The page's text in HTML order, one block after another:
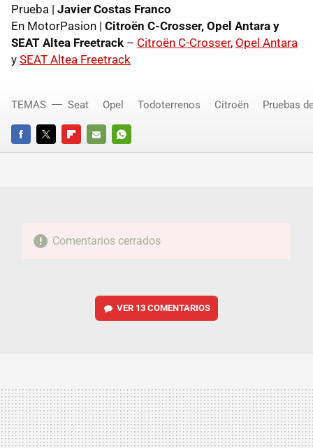
Prueba | Javier Costas Franco
En MotorPasion | Citroën C-Crosser, Opel Antara y
SEAT Altea Freetrack – Citroën C-Crosser, Opel Antara
y SEAT Altea Freetrack
FACEBOOKTWITTERFLIPBOARD
E-
WHATSAPP
TEMAS Seat Opel Todoterrenos Citroën Pruebas
Comentarios cerrados
VER 13 COMENTARIOS